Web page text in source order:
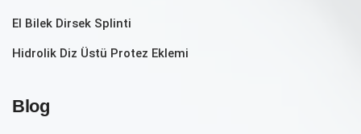
El Bilek Dirsek Splinti
Hidrolik Diz Üstü Protez Eklemi
Blog